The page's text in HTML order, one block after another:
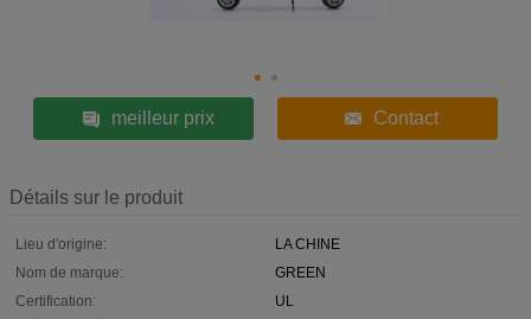
meilleur prix Contact
Détails sur le produit
Lieu d'origine:
LA CHINE
Nom de marque:
GREEN
Certification:
UL